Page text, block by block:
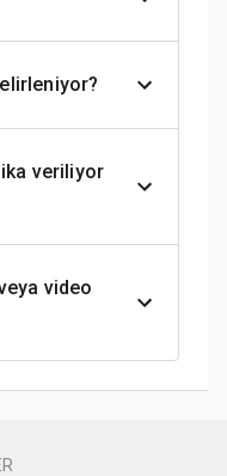
veriliyor
video